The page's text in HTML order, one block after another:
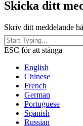
Skicka ditt
Skriv ditt meddelande
ESC för att stänga
English
Chinese
French
German
Portuguese
Spanish
Russian